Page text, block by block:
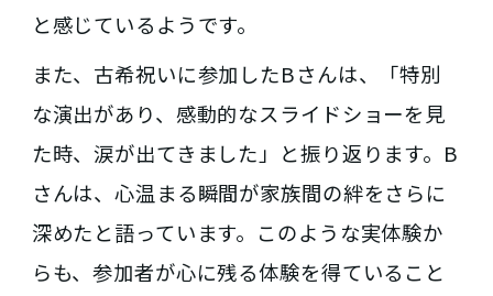
と感じているようです。
また、古希祝いに参加したBさんは、「特別
な演出があり、感動的なスライドショーを見
た時、涙が出てきました」と振り返ります。B
さんは、心温まる瞬間が家族間の絆をさらに
深めたと語っています。このような実体験か
らも、参加者が心に残る体験を得ていること